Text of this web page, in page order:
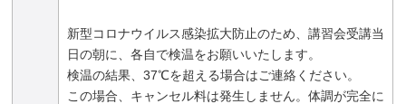
新型コロナウイルス感染拡大防止のため、講習会受講当
日の朝に、各自で検温をお願いいたします。
検温の結果、37℃を超える場合はご連絡ください。
この場合、キャンセル料は発生しません。体調が完全に